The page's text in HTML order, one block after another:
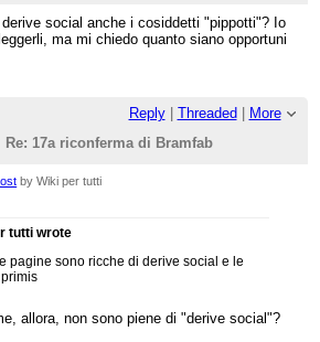
social anche i cosiddetti "pippotti"? Io
ma mi chiedo quanto siano opportuni
Reply| Threaded
More
Re: 17a riconferma di Bramfab
by Wiki per tutti
tutti wrote
pagine sono ricche di derive social e le
allora, non sono piene di "derive social"?